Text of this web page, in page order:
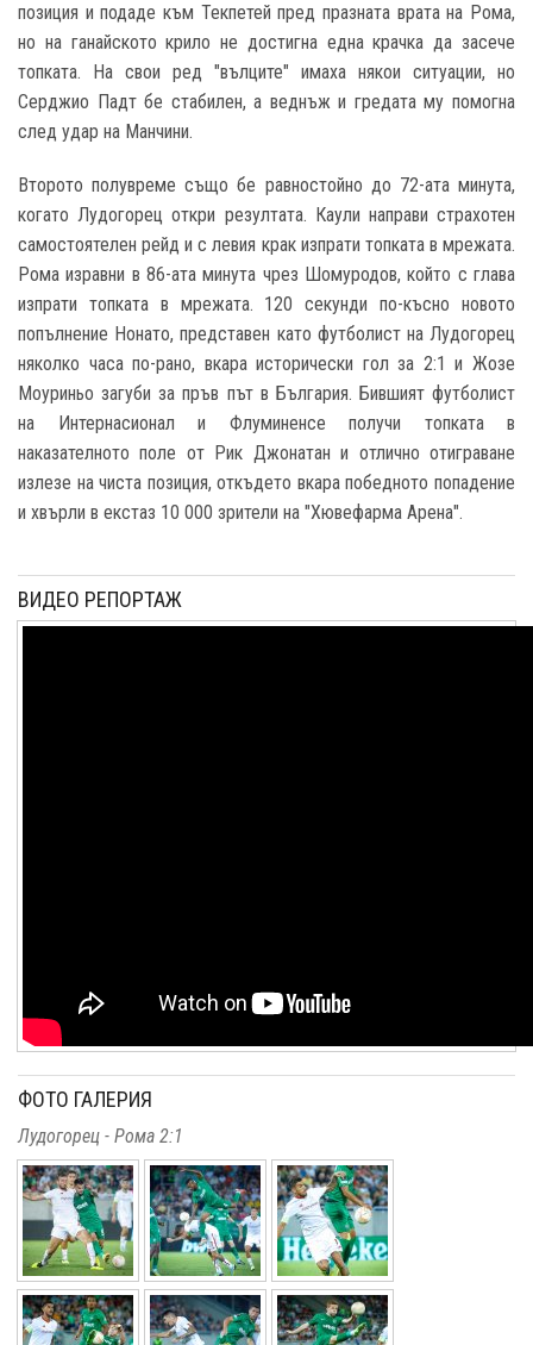
позиция и подаде към Текпетей пред празната врата на Рома,
но на ганайското крило не достигна една крачка да засече
топката. На свои ред "вълците" имаха някои ситуации, но
Серджио Падт бе стабилен, а веднъж и гредата му помогна
след удар на Манчини.
Второто полувреме също бе равностойно до 72-ата минута,
когато Лудогорец откри резултата. Каули направи страхотен
самостоятелен рейд и с левия крак изпрати топката в мрежата.
Рома изравни в 86-ата минута чрез Шомуродов, който с глава
изпрати топката в мрежата. 120 секунди по-късно новото
попълнение Нонато, представен като футболист на Лудогорец
няколко часа по-рано, вкара исторически гол за 2:1 и Жозе
Моуриньо загуби за пръв път в България. Бившият футболист
на Интернасионал и Флуминенсе получи топката в
наказателното поле от Рик Джонатан и отлично отиграване
излезе на чиста позиция, откъдето вкара победното попадение
и хвърли в екстаз 10 000 зрители на "Хювефарма Арена".
ВИДЕО РЕПОРТАЖ
ФОТО ГАЛЕРИЯ
Лудогорец - Рома 2:1